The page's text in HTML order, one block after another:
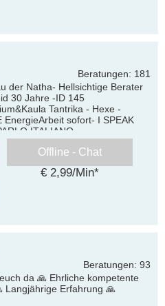
Beratungen: 181
der Natha- Hellsichtige Berater
30 Jahre -ID 145
Tantrika - Hexe -
EnergieArbeit sofort- I SPEAK
ITALIANO
Offline - Chat
€ 2,99/Min*
Beratungen: 93
da 🙏 Ehrliche kompetente
Langjährige Erfahrung 🙏